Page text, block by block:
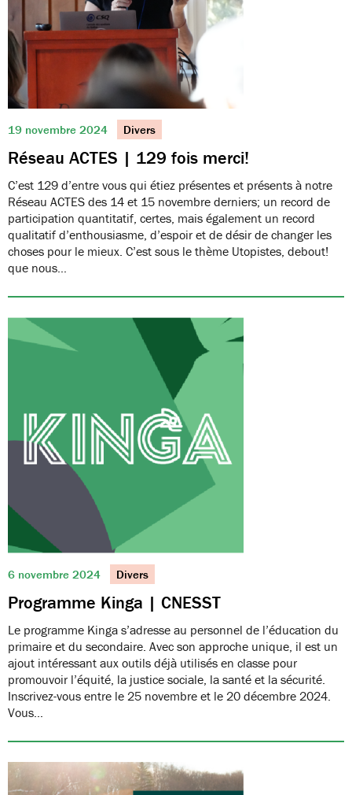
19 novembre 2024 Divers
Réseau ACTES | 129 fois merci!
C’est 129 d’entre vous qui étiez présentes et présents à notre
Réseau ACTES des 14 et 15 novembre derniers; un record de
participation quantitatif, certes, mais également un record
qualitatif d’enthousiasme, d’espoir et de désir de changer les
choses pour le mieux. C’est sous le thème Utopistes, debout!
que nous…
6 novembre 2024 Divers
Programme Kinga | CNESST
Le programme Kinga s’adresse au personnel de l’éducation du
primaire et du secondaire. Avec son approche unique, il est un
ajout intéressant aux outils déjà utilisés en classe pour
promouvoir l’équité, la justice sociale, la santé et la sécurité.
Inscrivez-vous entre le 25 novembre et le 20 décembre 2024.
Vous…